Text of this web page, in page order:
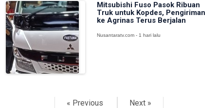
Mitsubishi Fuso Pasok Ribuan
Truk untuk Kopdes, Pengiriman
ke Agrinas Terus Berjalan
Nusantaratv.com - 1 hari lalu
« Previous Next »